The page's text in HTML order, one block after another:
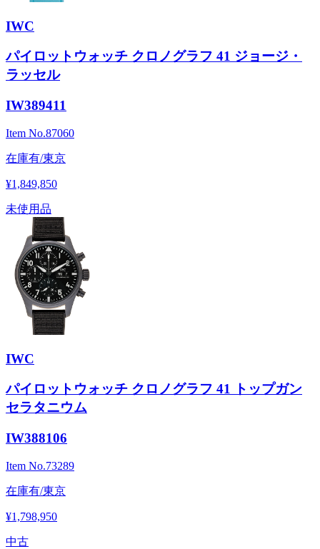
IWC
パイロットウォッチ クロノグラフ 41 ジョージ・
ラッセル
IW389411
Item No.87060
在庫有/東京
¥1,849,850
未使用品
IWC
パイロットウォッチ クロノグラフ 41 トップガン
セラタニウム
IW388106
Item No.73289
在庫有/東京
¥1,798,950
中古